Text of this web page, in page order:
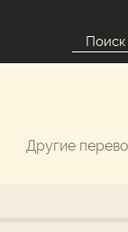
Другие